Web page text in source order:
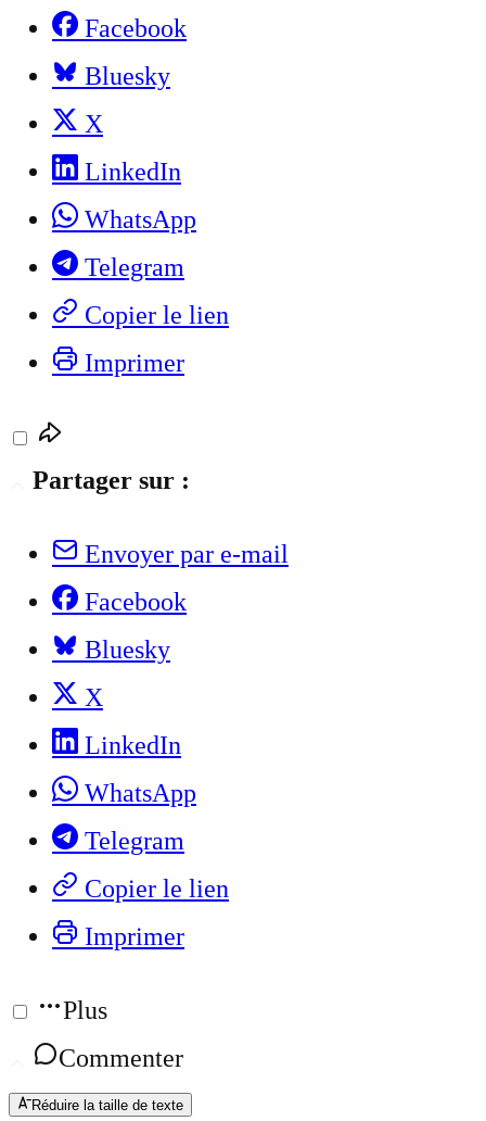
Facebook
Bluesky
X
LinkedIn
WhatsApp
Telegram
Copier le lien
Imprimer
Partager sur :
Envoyer par e-mail
Facebook
Bluesky
X
LinkedIn
WhatsApp
Telegram
Copier le lien
Imprimer
Plus
Commenter
Réduire la taille de texte